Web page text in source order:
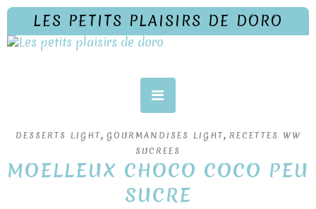
LES PETITS PLAISIRS DE DORO
DESSERTS LIGHT, GOURMANDISES LIGHT, RECETTES WW
SUCREES
MOELLEUX CHOCO COCO PEU
SUCRE